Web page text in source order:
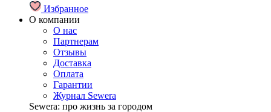
Избранное
О компании
О нас
Партнерам
Отзывы
Доставка
Оплата
Гарантии
Журнал Sewera
Sewera: про жизнь за городом